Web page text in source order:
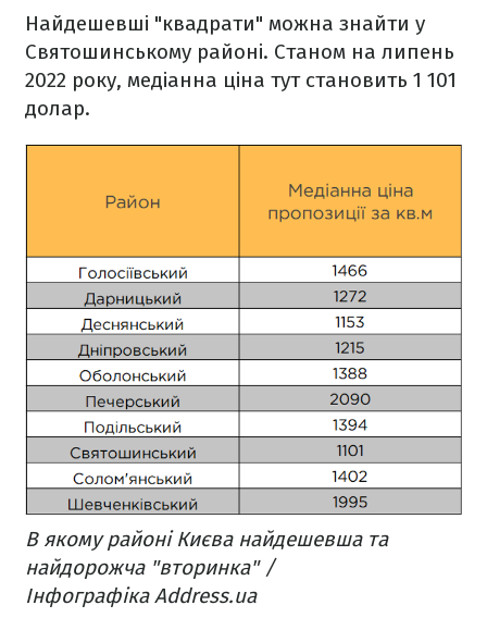
Найдешевші "квадрати" можна знайти у
Святошинському районі. Станом на липень
2022 року, медіанна ціна тут становить 1 101
долар.
В якому районі Києва найдешевша та
найдорожча "вторинка" /
Інфографіка Address.ua